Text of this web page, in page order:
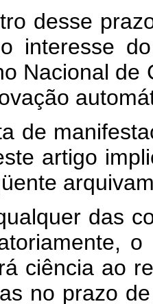
prazo,
interesse
Nacional de
artigo
das
ciência ao
no prazo